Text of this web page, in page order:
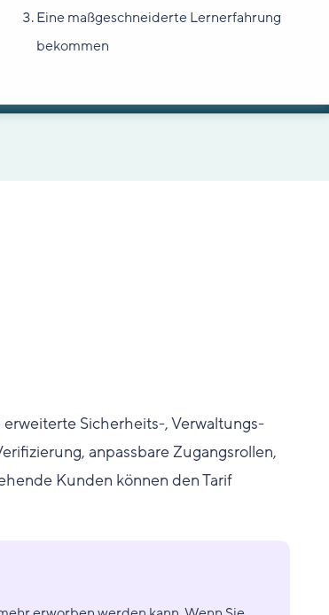
Eine maßgeschneiderte Lernerfahrung
bekommen
Sicherheits-, Verwaltungs-
anpassbare Zugangsrollen,
Kunden können den Tarif